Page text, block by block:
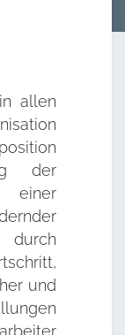
allen
der
einer
und